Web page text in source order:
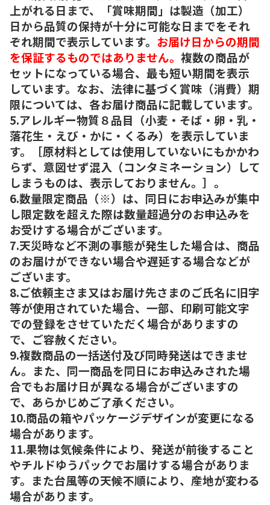
上がれる日まで、「賞味期間」は製造（加工）
日から品質の保持が十分に可能な日までをそれ
ぞれ期間で表示しています。 お届け日からの期間
を保証するものではありません。 複数の商品が
セットになっている場合、最も短い期間を表示
しています。なお、法律に基づく賞味（消費）期
限については、各お届け商品に記載しています。
5.アレルギー物質８品目（小麦・そば・卵・乳・
落花生・えび・かに・くるみ）を表示していま
す。［原材料としては使用していないにもかかわ
らず、意図せず混入（コンタミネーション）して
しまうものは、表示しておりません。］。
6.数量限定商品（※）は、同日にお申込みが集中
し限定数を超えた際は数量超過分のお申込みを
お受けする場合がございます。
7.天災時など不測の事態が発生した場合は、商品
のお届けができない場合や遅延する場合などが
ございます。
8.ご依頼主さま又はお届け先さまのご氏名に旧字
等が使用されていた場合、一部、印刷可能文字
での登録をさせていただく場合がありますの
で、ご容赦ください。
9.複数商品の一括送付及び同時発送はできませ
ん。また、同一商品を同日にお申込みされた場
合でもお届け日が異なる場合がございますの
で、あらかじめご了承ください。
10.商品の箱やパッケージデザインが変更になる
場合があります。
11.果物は気候条件により、発送が前後すること
やチルドゆうパックでお届けする場合がありま
す。また台風等の天候不順により、産地が変わる
場合があります。